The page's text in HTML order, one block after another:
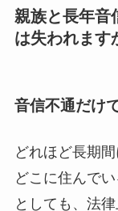
親族と長年音
は失われます
音信不通だけ
どれほど長期
どこに住んで
としても、法